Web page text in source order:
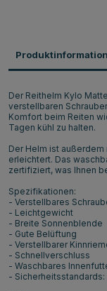
Der Reithelm Kylo
verstellbaren
Komfort beim Reiten
Tagen kühl zu halten.
Der Helm ist
erleichtert. Das
zertifiziert, was Ihnen
Spezifikationen:
- Verstellbares
- Leichtgewicht
- Breite Sonnenblende
- Gute Belüftung
- Verstellbarer
- Schnellverschluss
- Waschbares
- Sicherheitsstandards: